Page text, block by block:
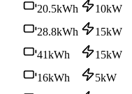
20.5kWh 10kW
28.8kWh 15kW
41kWh 15kW
16kWh 5kW